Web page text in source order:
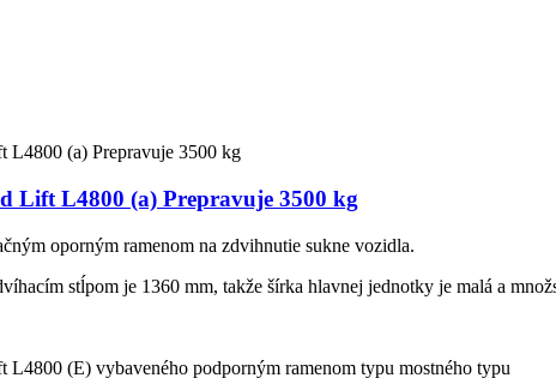
Lift L4800 (a) Prepravuje 3500 kg
oporným ramenom na zdvihnutie sukne vozidla.
stĺpom je 1360 mm, takže šírka hlavnej jednotky je malá a